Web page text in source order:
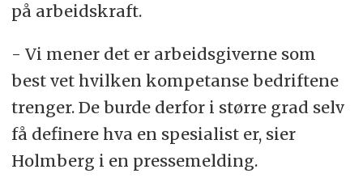
på arbeidskraft.
- Vi mener det er arbeidsgiverne som
best vet hvilken kompetanse bedriftene
trenger. De burde derfor i større grad selv
få definere hva en spesialist er, sier
Holmberg i en pressemelding.